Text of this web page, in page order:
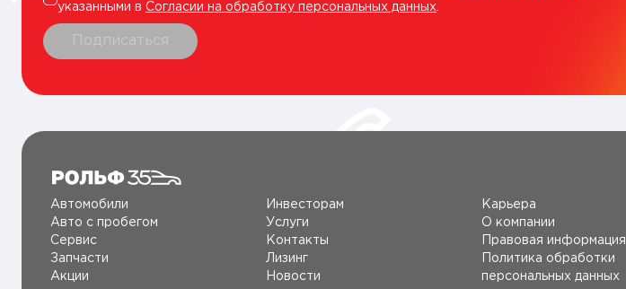
указанными в Согласии на обработку персональных данных
Подписаться
Автомобили
Авто c пробегом
Сервис
Запчасти
Акции
Инвесторам
Услуги
Контакты
Лизинг
Новости
Карьера
О компании
Правовая информация
Политика обработки
персональных данных